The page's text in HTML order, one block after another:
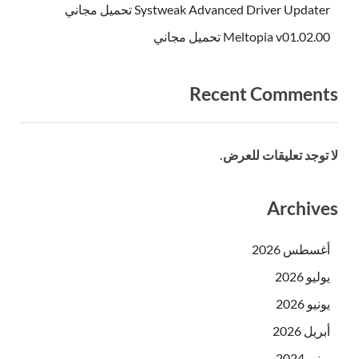
Systweak Advanced Driver Updater تحميل مجاني
Meltopia v01.02.00 تحميل مجاني
Recent Comments
لا توجد تعليقات للعرض.
Archives
أغسطس 2026
يوليو 2026
يونيو 2026
أبريل 2026